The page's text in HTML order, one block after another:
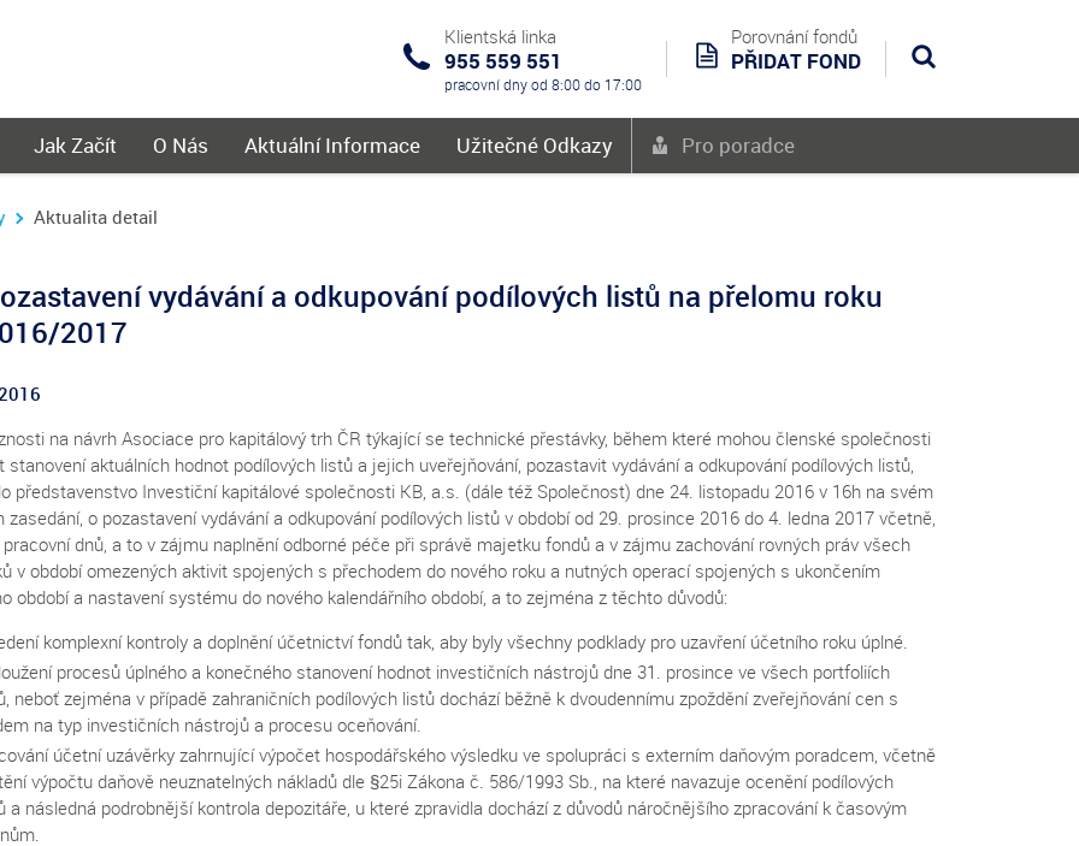
Klientská linka
955 559 551
pracovní dny od 8:00 do 17:00
Porovnání fondů
PŘIDAT FOND
Jak Začít O Nás Aktuální Informace Užitečné Odkazy Pro poradce
Aktualita detail
vydávání a odkupování podílových listů na přelomu roku
2017
na návrh Asociace pro kapitálový trh ČR týkající se technické přestávky, během které mohou členské společnosti
stanovení aktuálních hodnot podílových listů a jejich uveřejňování, pozastavit vydávání a odkupování podílových listů,
představenstvo Investiční kapitálové společnosti KB, a.s. (dále též Společnost) dne 24. listopadu 2016 v 16h na svém
zasedání, o pozastavení vydávání a odkupování podílových listů v období od 29. prosince 2016 do 4. ledna 2017 včetně,
dnů, a to v zájmu naplnění odborné péče při správě majetku fondů a v zájmu zachování rovných práv všech
v období omezených aktivit spojených s přechodem do nového roku a nutných operací spojených s ukončením
období a nastavení systému do nového kalendářního období, a to zejména z těchto důvodů:
komplexní kontroly a doplnění účetnictví fondů tak, aby byly všechny podklady pro uzavření účetního roku úplné.
procesů úplného a konečného stanovení hodnot investičních nástrojů dne 31. prosince ve všech portfoliích
neboť zejména v případě zahraničních podílových listů dochází běžně k dvoudennímu zpoždění zveřejňování cen s
na typ investičních nástrojů a procesu oceňování.
účetní uzávěrky zahrnující výpočet hospodářského výsledku ve spolupráci s externím daňovým poradcem, včetně
výpočtu daňově neuznatelných nákladů dle §25i Zákona č. 586/1993 Sb., na které navazuje ocenění podílových
a následná podrobnější kontrola depozitáře, u které zpravidla dochází z důvodů náročnějšího zpracování k časovým